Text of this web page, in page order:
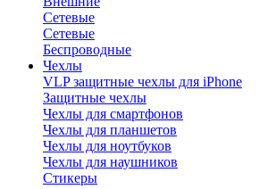
Сетевые
Сетевые
Беспроводные
Чехлы
VLP защитные чехлы для iPhone
Защитные чехлы
Чехлы для смартфонов
Чехлы для планшетов
Чехлы для ноутбуков
Чехлы для наушников
Стикеры